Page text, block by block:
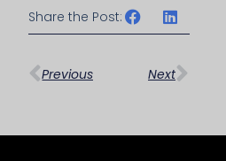
Share the Post:
上一頁
Previous Next
下一